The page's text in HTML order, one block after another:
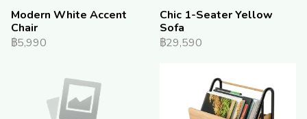
Modern White Accent
Chair
฿5,990
Chic 1-Seater Yellow
Sofa
฿29,590